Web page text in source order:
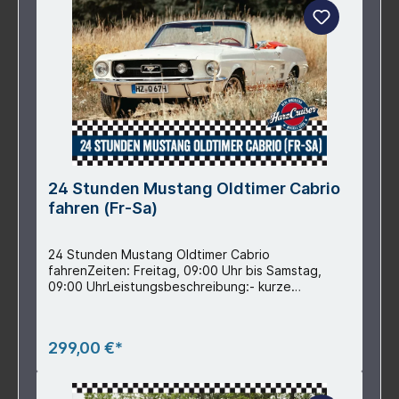
24 Stunden Mustang Oldtimer Cabrio
fahren (Fr-Sa)
24 Stunden Mustang Oldtimer Cabrio
fahrenZeiten: Freitag, 09:00 Uhr bis Samstag,
09:00 UhrLeistungsbeschreibung:- kurze
(Senkung auf 500 € möglich, siehe Zubehör)- inkl.
Autowäsche nach Fahrzeugrückgabe- inkl. aller
299,00 €*